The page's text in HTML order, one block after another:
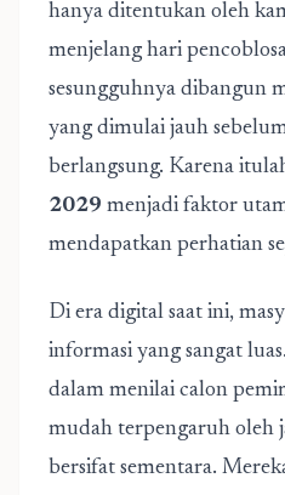
hanya ditentukan oleh
menjelang hari
sesungguhnya dibangun
yang dimulai jauh
berlangsung. Karena
2029 menjadi faktor
mendapatkan perhatian
Di era digital saat ini,
informasi yang sangat
dalam menilai calon
mudah terpengaruh oleh
bersifat sementara.